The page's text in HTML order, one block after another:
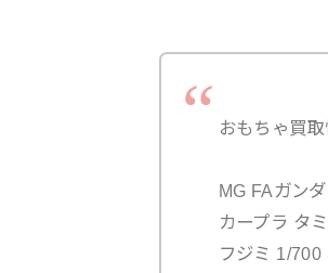
おもちゃ買
MG FAガン
カープラ タ
フジミ 1/700